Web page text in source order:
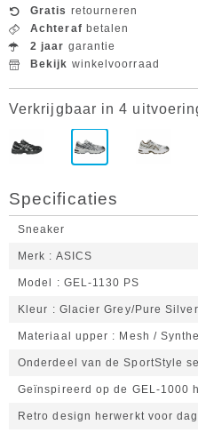
Gratis retourneren
Achteraf betalen
2 jaar garantie
Bekijk winkelvoorraad
Verkrijgbaar in 4
Specificaties
Sneaker
Merk ASICS
Model GEL-1130 PS
Kleur Glacier Grey/Pure Silver
Materiaal upper Mesh /
Onderdeel van de SportStyle
Geïnspireerd op de GEL-1000
Retro design herwerkt voor